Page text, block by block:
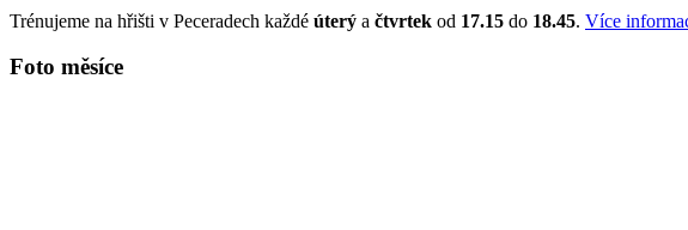
Trénujeme na hřišti v Peceradech každé úterý a čtvrtek od 17.15 do 18.45. Více
Foto měsíce